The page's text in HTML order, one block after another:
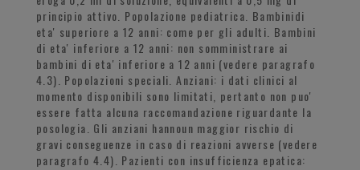
principio attivo. Popolazione pediatrica. Bambinidi
eta' superiore a 12 anni: come per gli adulti. Bambini
di eta' inferiore a 12 anni: non somministrare ai
bambini di eta' inferiore a 12 anni (vedere paragrafo
4.3). Popolazioni speciali. Anziani: i dati clinici al
momento disponibili sono limitati, pertanto non puo'
essere fatta alcuna raccomandazione riguardante la
posologia. Gli anziani hannoun maggior rischio di
gravi conseguenze in caso di reazioni avverse (vedere
paragrafo 4.4). Pazienti con insufficienza epatica: